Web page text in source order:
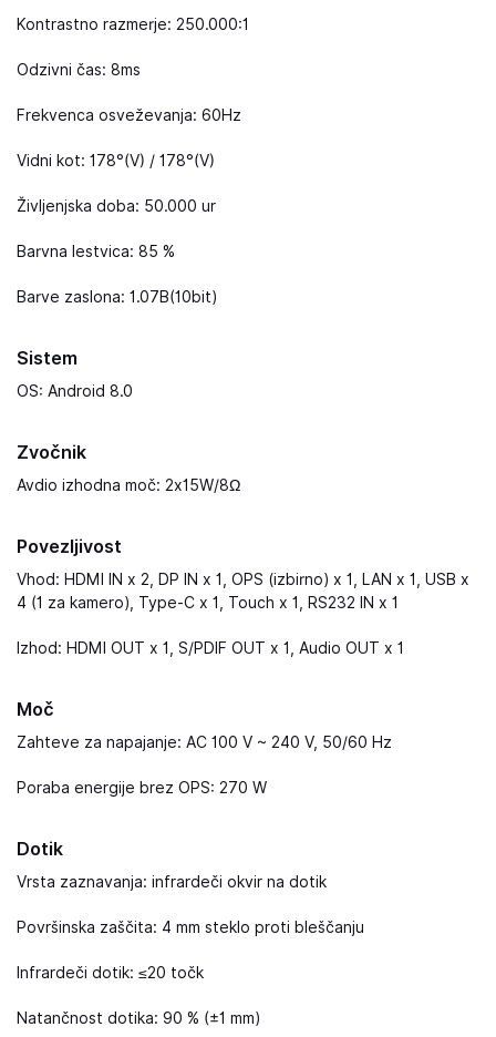
Kontrastno razmerje: 250.000:1
Odzivni čas: 8ms
Frekvenca osveževanja: 60Hz
Vidni kot: 178°(V) / 178°(V)
Življenjska doba: 50.000 ur
Barvna lestvica: 85 %
Barve zaslona: 1.07B(10bit)
Sistem
OS: Android 8.0
Zvočnik
Avdio izhodna moč: 2x15W/8Ω
Povezljivost
Vhod: HDMI IN x 2, DP IN x 1, OPS (izbirno) x 1, LAN x 1, USB x
4 (1 za kamero), Type-C x 1, Touch x 1, RS232 IN x 1
Izhod: HDMI OUT x 1, S/PDIF OUT x 1, Audio OUT x 1
Moč
Zahteve za napajanje: AC 100 V ~ 240 V, 50/60 Hz
Poraba energije brez OPS: 270 W
Dotik
Vrsta zaznavanja: infrardeči okvir na dotik
Površinska zaščita: 4 mm steklo proti bleščanju
Infrardeči dotik: ≤20 točk
Natančnost dotika: 90 % (±1 mm)